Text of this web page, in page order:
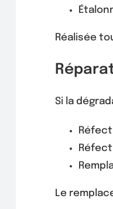
Réalisée
Si la
Le